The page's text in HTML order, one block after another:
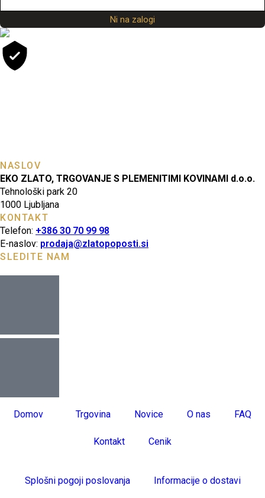
Ni na zalogi
NAŠA SPLETNA TRGOVINA VAM OMOGOČA UDOBEN,
HITER, VAREN IN DISKRETEN NAKUP INVESTICIJSKIH
NASLOV
EKO ZLATO, TRGOVANJE S PLEMENITIMI KOVINAMI d.o.o.
Tehnološki park 20
1000 Ljubljana
KONTAKT
Telefon: +386 30 70 99 98
E-naslov: prodaja@zlatopoposti.si
SLEDITE NAM
Domov Trgovina Novice O nas FAQ
Kontakt Cenik
Splošni pogoji poslovanja Informacije o dostavi